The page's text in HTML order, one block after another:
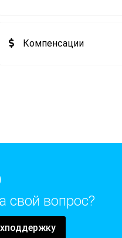
Компенсации
свой вопрос?